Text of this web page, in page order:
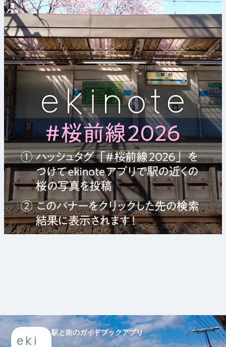
駅と街のガイドブックアプリ